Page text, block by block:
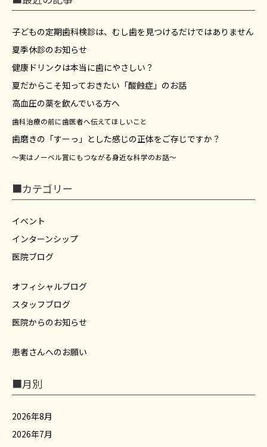
子どもの定期歯科検診は、むし歯を見つけるだけではありません
夏季休診のお知らせ
健康ドリンクは本当に歯にやさしい？
夏だからこそ知っておきたい「酸蝕症」のお話
高血圧の薬を飲んでいる方へ
歯科治療の前に歯医者へ伝えてほしいこと
歯磨きの「すーっ」とした感じの正体をご存じですか？
～実はノーベル賞にもつながる身近な科学のお話～
■カテゴリー
イベント
インターンシップ
医院ブログ
オフィシャルブログ
スタッフブログ
医院からのお知らせ
患者さんへのお願い
■月別
2026年8月
2026年7月